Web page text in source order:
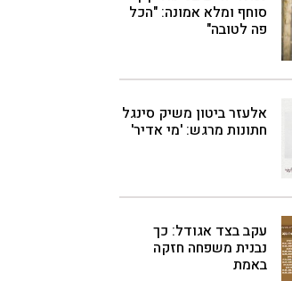
סוחף ומלא אמונה: "הכל
פה לטובה"
אלעזר ביטון משיק סינגל
חתונות מרגש: 'מי אדיר'
עקב בצד אגודל: כך
נבנית משפחה חזקה
באמת